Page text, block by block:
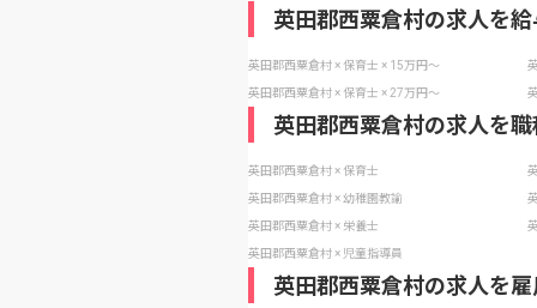
英田郡西粟倉村の求人を
英田郡西粟倉村 × 保育士 × 15万円〜
英田郡西粟倉村 × 保育士 × 27万円〜
英田郡西粟倉村の求人を
英田郡西粟倉村 × 保育士
英田郡西粟倉村 × 幼稚園教諭
英田郡西粟倉村 × 栄養士
英田郡西粟倉村 × 児童指導員
英田郡西粟倉村の求人を